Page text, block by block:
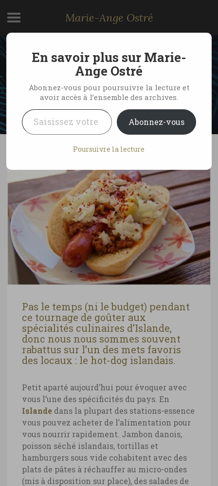
Marie-Ange Ostré
Le hot-dog islandais
by Marie-Ange Ostré
11 octobre 2007
No Comments
Pas le temps (ni le budget) pendant
ce tournage de goûter aux
spécialités culinaires d’Islande,
donc nous nous sommes souvent
rabattus sur l’un des mets favoris
des locaux : le hot-dog islandais.
Petit aparté aujourd’hui pour évoquer avec
vous l’une des spécificités du pays. En
Islande dans la plupart des stations-essence
vous pouvez acheter de l’alimentation pour
vous nourrir rapidement. Jambon danois,
poisson séché islandais, tortillas et
hamburgers sous vide cohabitent avec des
plats de pâtes à réchauffer au micro-ondes
(mis à disposition sur place), des salades de
En savoir plus sur Marie-
Ange Ostré
Abonnez-vous pour poursuivre la lecture et
avoir accès à l’ensemble des archives.
Saisissez votre adresse e-mail…
Abonnez-vous
Poursuivre la lecture